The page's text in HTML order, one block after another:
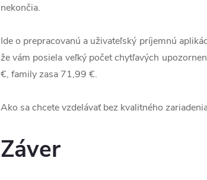
nekončia.
Ide o prepracovanú a uživateľský príjemnú
že vám posiela veľký počet chytľavých
€, family zasa 71,99 €.
Ako sa chcete vzdelávať bez kvalitného
Záver